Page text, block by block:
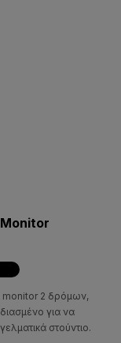
monitor 2 δρόμων,
για να
στούντιο.